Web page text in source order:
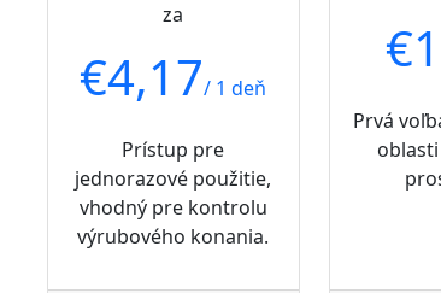
za
€4,17/ 1 deň
Prístup pre
jednorazové použitie,
vhodný pre kontrolu
výrubového konania.
€
Prvá